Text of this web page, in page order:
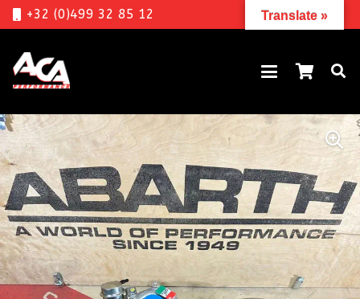
+32 (0)499 32 85 12 Translate »